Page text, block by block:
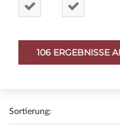
Sortierung: